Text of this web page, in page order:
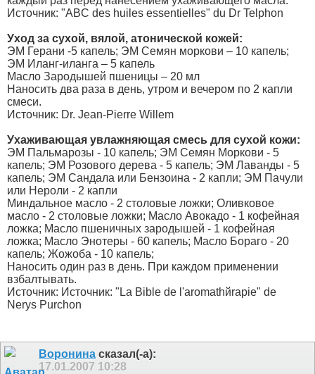
Источник: "ABC des huiles essentielles" du Dr Telphon
Уход за сухой, вялой, атонической кожей:
ЭМ Герани -5 капель; ЭМ Семян моркови – 10 капель;
ЭМ Иланг-иланга – 5 капель
Масло Зародышей пшеницы – 20 мл
Наносить два раза в день, утром и вечером по 2 капли
смеси.
Источник: Dr. Jean-Pierre Willem
Ухаживающая увлажняющая смесь для сухой кожи:
ЭМ Пальмарозы - 10 капель; ЭМ Семян Моркови - 5
капель; ЭМ Розового дерева - 5 капель; ЭМ Лаванды - 5
капель; ЭМ Сандала или Бензоина - 2 капли; ЭМ Пачули
или Нероли - 2 капли
Миндальное масло - 2 столовые ложки; Оливковое
масло - 2 столовые ложки; Масло Авокадо - 1 кофейная
ложка; Масло пшеничных зародышей - 1 кофейная
ложка; Масло Энотеры - 60 капель; Масло Бораго - 20
капель; Жожоба - 10 капель;
Наносить один раз в день. При каждом применении
взбалтывать.
Источник: Источник: "La Bible de l'aromathйrapie" de
Nerys Purchon
Воронина сказал(-а):
17.01.2007 10:28